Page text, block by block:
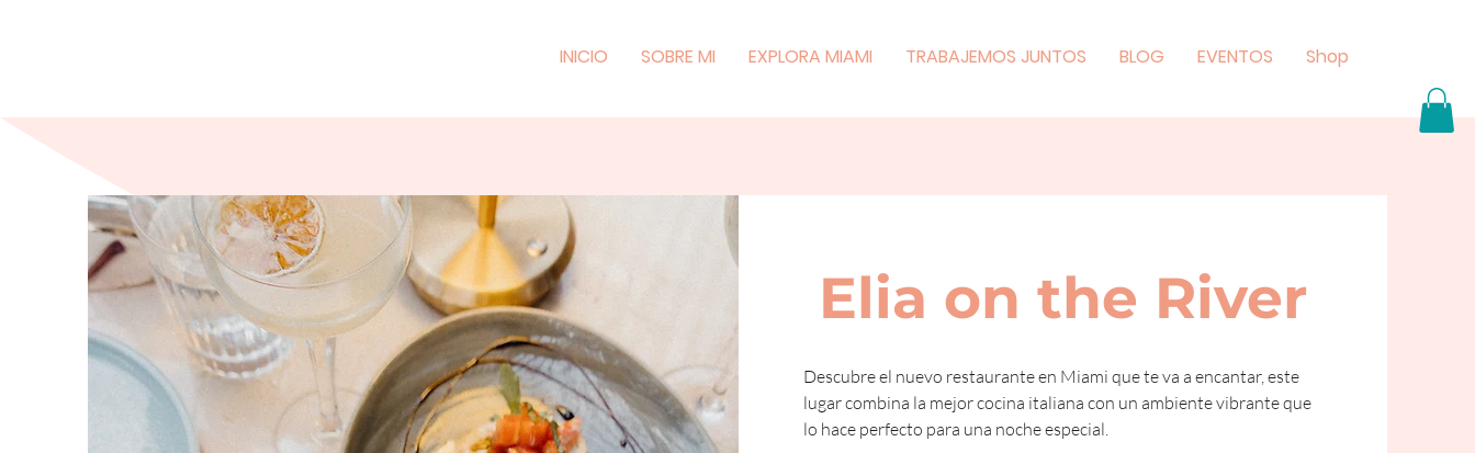
INICIO SOBRE MI EXPLORA MIAMI TRABAJEMOS JUNTOS BLOG EVENTOS Shop
Elia on the River
Descubre el nuevo restaurante en Miami que te va a encantar, este
lugar combina la mejor cocina italiana con un ambiente vibrante que
lo hace perfecto para una noche especial.